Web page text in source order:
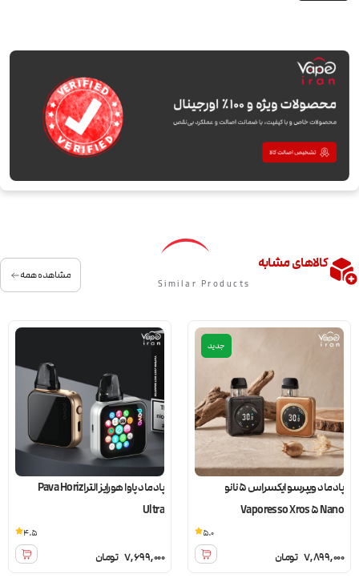
کالاهای مشابه
Similar Products
مشاهده همه
جدید
پادماد ویپرسو ایکسراس 5 نانو
Vaporesso Xros 5 Nano
7,899,000 تومان
5.0
پادماد پاوا هورایز الترا Pava Horiz
Ultra
7,699,000 تومان
4.5